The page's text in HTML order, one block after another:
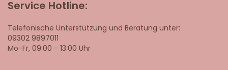
Service Hotline:
Telefonische Unterstützung und Beratung unter:
09302 9897011
Mo-Fr, 09:00 - 13:00 Uhr